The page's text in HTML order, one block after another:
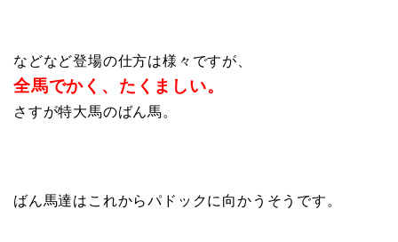
などなど登場の仕方は様々ですが、
全馬でかく、たくましい。
さすが特大馬のばん馬。
ばん馬達はこれからパドックに向かうそうです。